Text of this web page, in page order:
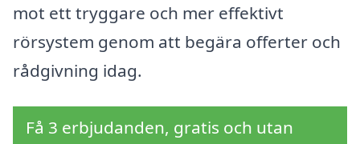
mot ett tryggare och mer effektivt
rörsystem genom att begära offerter och
rådgivning idag.
Få 3 erbjudanden, gratis och utan